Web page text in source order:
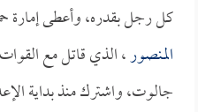
كل رجل بقدره، وأعطى إمارة
المنصور، الذي قاتل مع
جالوت، واشترك منذ بداية